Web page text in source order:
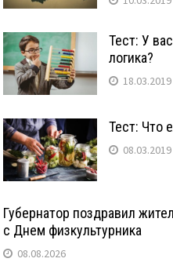
Тест: У
логика?
18.03.2019
Тест: Что
08.03.2019
Губернатор поздравил
с Днем физкультурника
08.08.2026